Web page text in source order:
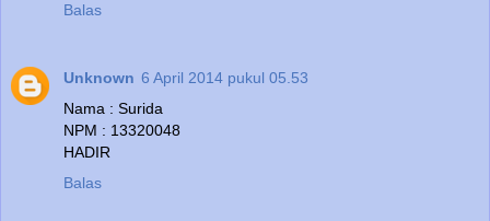
Balas
Unknown 6 April 2014 pukul 05.53
Nama : Surida
NPM : 13320048
HADIR
Balas